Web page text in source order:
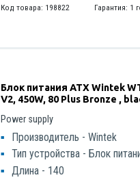
Код товара: 198822 Гарантия: 1
Блок питания ATX Wintek
V2, 450W, 80 Plus Bronze ,
Power supply
Производитель - Wintek
Тип устройства - Блок
Длина - 140